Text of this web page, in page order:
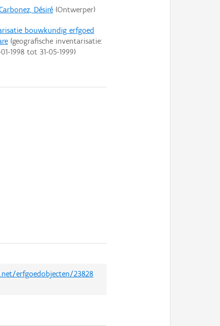
Désiré(Ontwerper)
bouwkundig erfgoed
(geografische inventarisatie:
1998tot 31-05-1999)
erfgoedobjecten/23828